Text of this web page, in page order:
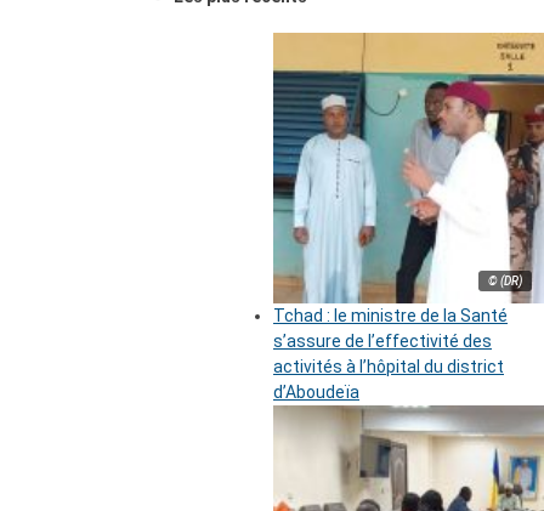
© (DR)
Tchad : le ministre de la Santé
s’assure de l’effectivité des
activités à l’hôpital du district
d’Aboudeïa